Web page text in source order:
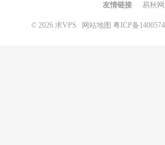
友情链接 易秋
© 2026 求VPS 网站地图 粤ICP备